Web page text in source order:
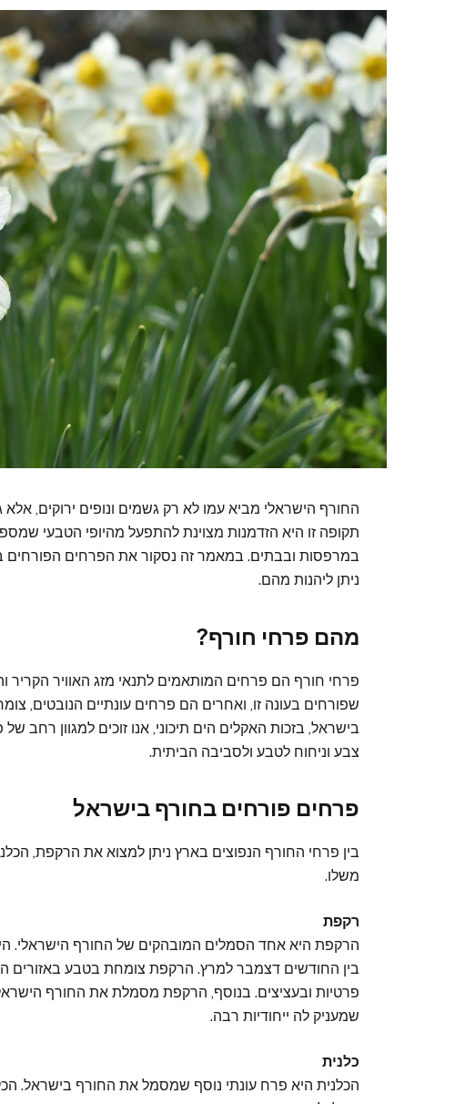
החורף הישראלי מביא עמו לא רק גשמים ונופים ירוקים,
תקופה זו היא הזדמנות מצוינת להתפעל מהיופי הטבעי
במרפסות ובבתים. במאמר זה נסקור את הפרחים הפורחים
ניתן ליהנות מהם.
מהם פרחי חורף?
פרחי חורף הם פרחים המותאמים לתנאי מזג האוויר
שפורחים בעונה זו, ואחרים הם פרחים עונתיים הנובטים,
בישראל, בזכות האקלים הים תיכוני, אנו זוכים למגוון רחב
צבע וניחוח לטבע ולסביבה הביתית.
פרחים פורחים בחורף בישראל
בין פרחי החורף הנפוצים בארץ ניתן למצוא את הרקפת,
משלו.
רקפת
הרקפת היא אחד הסמלים המובהקים של החורף הישראלי.
בין החודשים דצמבר למרץ. הרקפת צומחת בטבע באזורים
פרטיות ובעציצים. בנוסף, הרקפת מסמלת את החורף
שמעניק לה ייחודיות רבה.
כלנית
הכלנית היא פרח עונתי נוסף שמסמל את החורף בישראל.